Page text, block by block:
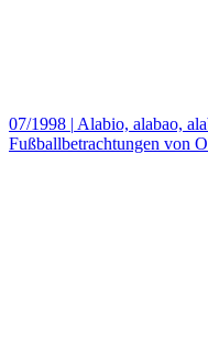
07/1998 | Alabio, alabao,
Fußballbetrachtungen von